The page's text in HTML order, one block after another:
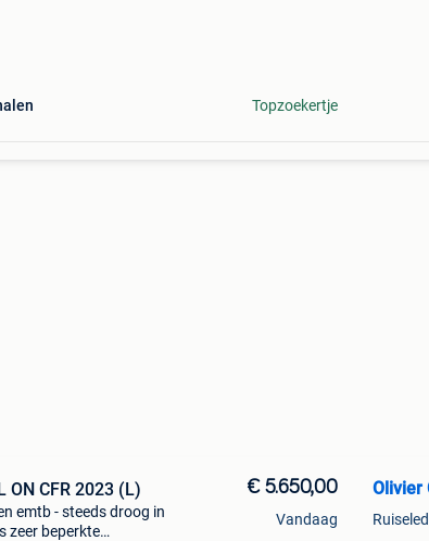
Topzoekertje
ON CFR 2023 (L)
emtb - steeds droog in
zeer beperkte
€ 5.650,00
Vandaag
Olivier